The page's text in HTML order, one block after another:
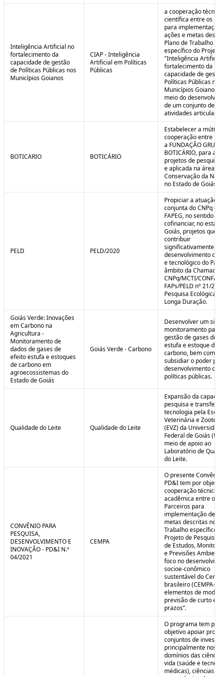
Inteligência Artificial no
fortalecimento da
capacidade de gestão
de Políticas Públicas nos
Municípios Goianos
CIAP - Inteligência
Artificial em Políticas
Públicas
a cooperação
científica entre os
para
ações e metas
Plano de Trabalho
específico do
"Inteligência
fortalecimento da
capacidade de
Políticas Públicas
Municípios
meio do
de um conjunto de
atividades
BOTICARIO BOTICÁRIO
Estabelecer a
cooperação entre
a FUNDAÇÃO
BOTICÁRIO, para
projetos de
e aplicada na área
Conservação da
no Estado de Goiás.
PELD PELD/2020
Propiciar a atuação
conjunta do CNPq e
FAPEG, no sentido
cofinanciar, no
Goiás, projetos que
contribuir
significativamente
desenvolvimento
e tecnológico do
âmbito da Chamada
CNPq/MCTI/
FAPs/PELD nº 21/
Pesquisa Ecológica
Longa Duração.
Goiás Verde: Inovações
em Carbono na
Agricultura -
Monitoramento de
dados de gases de
efeito estufa e estoques
de carbono em
agroecossistemas do
Estado de Goiás
Goiás Verde - Carbono
Desenvolver um
monitoramento
gestão de gases
estufa e estoque de
carbono, bem como
subsidiar o poder
desenvolvimento de
políticas públicas.
Qualidade do Leite Qualidade do Leite
Expansão da
pesquisa e
tecnologia pela
Veterinária e
(EVZ) da
Federal de Goiás
meio de apoio ao
Laboratório de
do Leite.
CONVÊNIO PARA
PESQUISA,
DESENVOLVIMENTO E
INOVAÇÃO - PD&I N.º
04/2021
CEMPA
O presente
PD&I tem por
cooperação técnica
acadêmica entre os
Parceiros para
implementação de
metas descritas no
Trabalho específico
Projeto de
de Estudos,
e Previsões
foco no
socioe-conômico
sustentável do
brasileiro (CEMPA-
elementos de
previsão de curto e
prazos”.
O programa tem
objetivo apoiar
conjuntos de
principalmente nos
domínios das
vida (saúde e
médicas), ciências